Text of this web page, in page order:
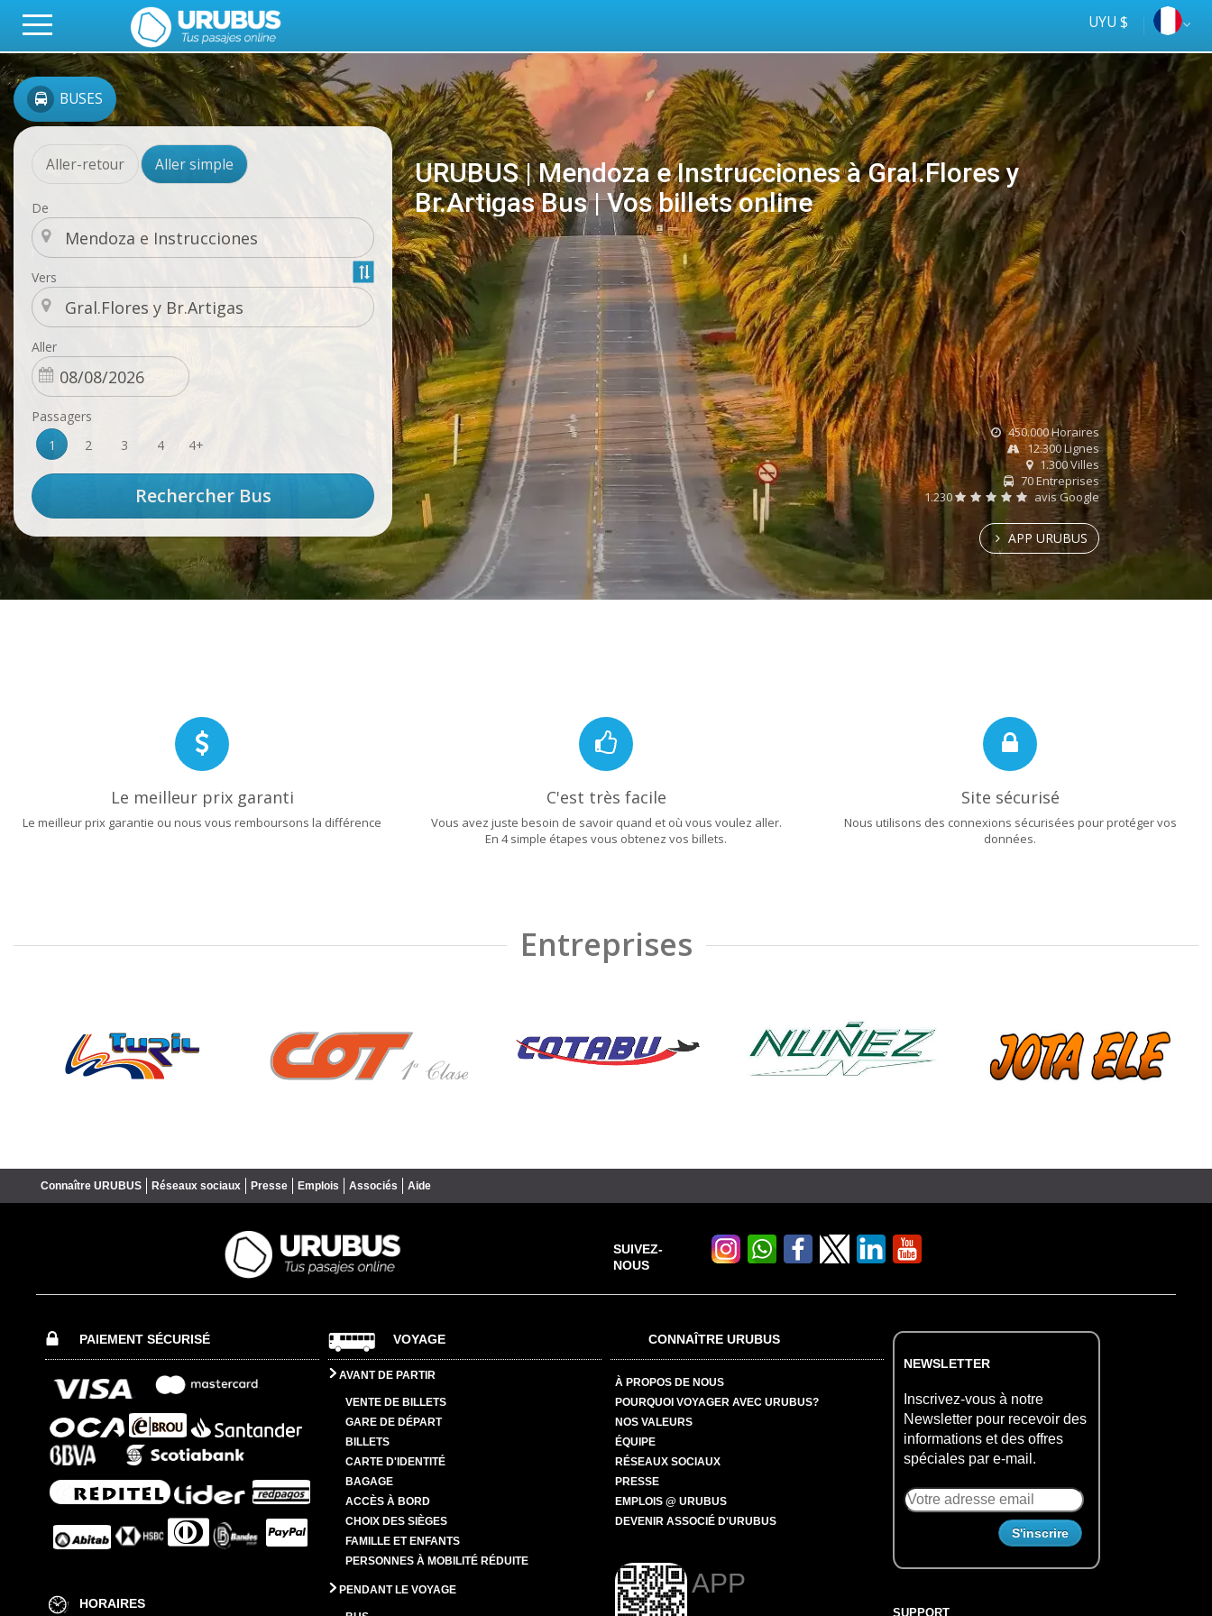
UYU $
BUSES
Aller-retour Aller simple
De
Vers
Aller
Passagers
1
2 3 4 4+
URUBUS | Mendoza e Instrucciones à Gral.Flores y
Br.Artigas Bus | Vos billets online
online
Tus
ómnibus
450.000 Horaires
12.300 Lignes
1.300 Villes
70 Entreprises
1.230
avis Google
APP URUBUS
Le meilleur prix garanti
Le meilleur prix garantie ou nous vous remboursons la différence
C'est très facile
Vous avez juste besoin de savoir quand et où vous voulez aller.
En 4 simple étapes vous obtenez vos billets.
Site sécurisé
Nous utilisons des connexions sécurisées pour protéger vos
données.
Entreprises
Connaître URUBUS Réseaux sociaux Presse Emplois Associés Aide
SUIVEZ-
NOUS
PAIEMENT SÉCURISÉ
HORAIRES
VOYAGE
AVANT DE PARTIR
VENTE DE BILLETS
GARE DE DÉPART
BILLETS
CARTE D'IDENTITÉ
BAGAGE
ACCÈS À BORD
CHOIX DES SIÈGES
FAMILLE ET ENFANTS
PERSONNES À MOBILITÉ RÉDUITE
PENDANT LE VOYAGE
CONNAÎTRE URUBUS
À PROPOS DE NOUS
POURQUOI VOYAGER AVEC URUBUS?
NOS VALEURS
ÉQUIPE
RÉSEAUX SOCIAUX
PRESSE
EMPLOIS @ URUBUS
DEVENIR ASSOCIÉ D'URUBUS
APP
NEWSLETTER
Inscrivez-vous à notre
Newsletter pour recevoir des
informations et des offres
spéciales par e-mail.
SUPPORT